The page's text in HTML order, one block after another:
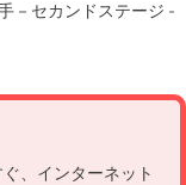
－セカンドステージ
、インターネット